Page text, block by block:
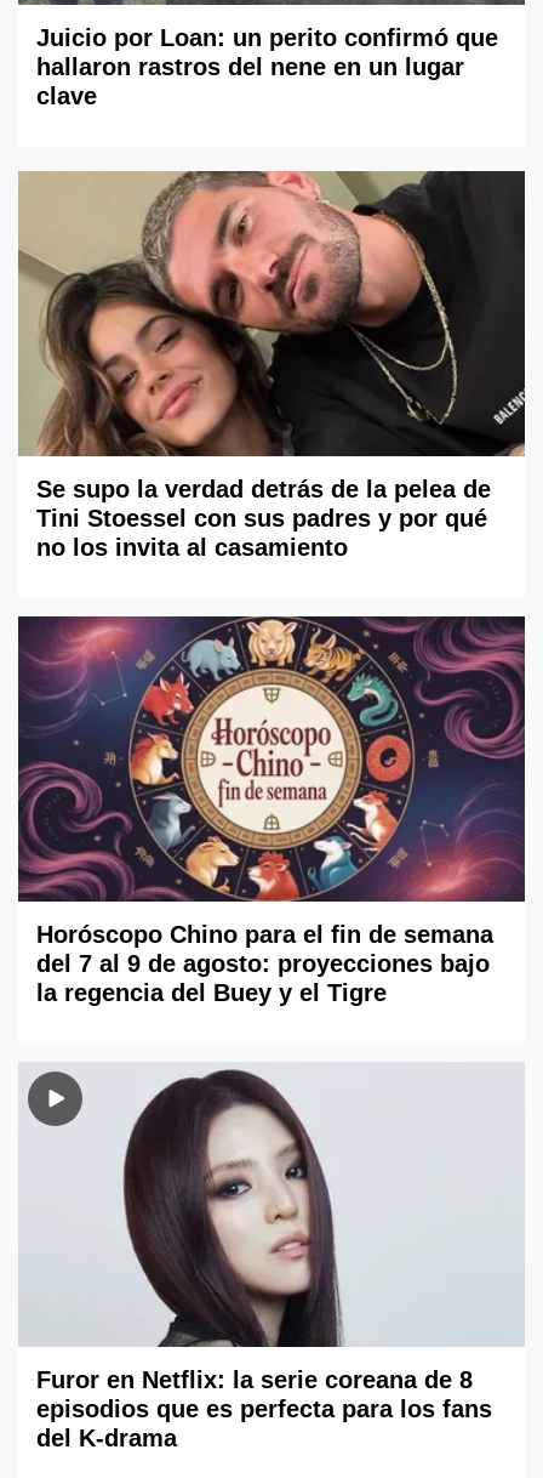
Juicio por Loan: un perito confirmó que
hallaron rastros del nene en un lugar
clave
Se supo la verdad detrás de la pelea de
Tini Stoessel con sus padres y por qué
no los invita al casamiento
Horóscopo Chino para el fin de semana
del 7 al 9 de agosto: proyecciones bajo
la regencia del Buey y el Tigre
Furor en Netflix: la serie coreana de 8
episodios que es perfecta para los fans
del K-drama